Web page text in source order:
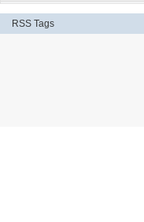
RSS Tags